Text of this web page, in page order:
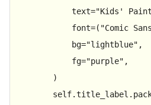
            text=
"Kids'
            font=(
"Comic
            bg=
"lightblue" ,
            fg=
"purple" ,
        )